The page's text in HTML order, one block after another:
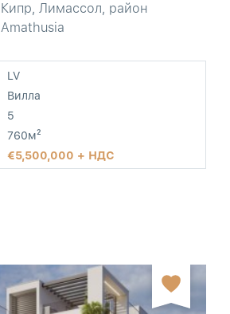
Кипр, Лимассол, район
Amathusia
LV
Вилла
5
760м²
5,500,000 + НДС